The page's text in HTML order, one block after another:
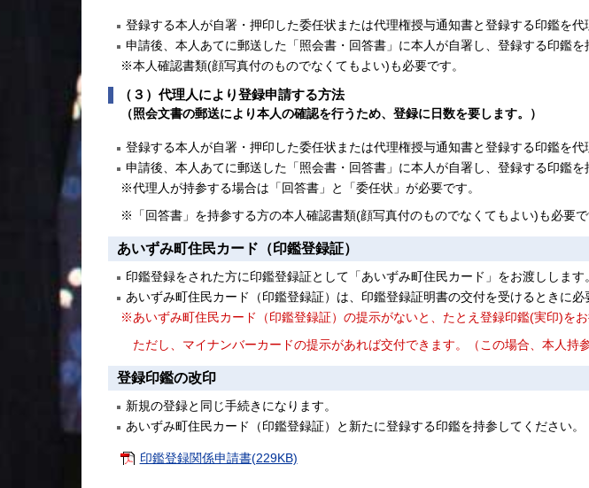
登録する本人が自署・押印した委任状または代理権授与通知書と登録する印鑑を代
申請後、本人あてに郵送した「照会書・回答書」に本人が自署し、登録する印鑑を
※本人確認書類(顔写真付のものでなくてもよい)も必要です。
（３）代理人により登録申請する方法
（照会文書の郵送により本人の確認を行うため、登録に日数を要します。）
登録する本人が自署・押印した委任状または代理権授与通知書と登録する印鑑を代
申請後、本人あてに郵送した「照会書・回答書」に本人が自署し、登録する印鑑を
※代理人が持参する場合は「回答書」と「委任状」が必要です。
※「回答書」を持参する方の本人確認書類(顔写真付のものでなくてもよい)も必要で
あいずみ町住民カード（印鑑登録証）
印鑑登録をされた方に印鑑登録証として「あいずみ町住民カード」をお渡しします
あいずみ町住民カード（印鑑登録証）は、印鑑登録証明書の交付を受けるときに必
※あいずみ町住民カード（印鑑登録証）の提示がないと、たとえ登録印鑑(実印)を
ただし、マイナンバーカードの提示があれば交付できます。（この場合、本人持参
登録印鑑の改印
新規の登録と同じ手続きになります。
あいずみ町住民カード（印鑑登録証）と新たに登録する印鑑を持参してください。
印鑑登録関係申請書(229KB)